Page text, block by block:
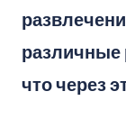
различные
что через